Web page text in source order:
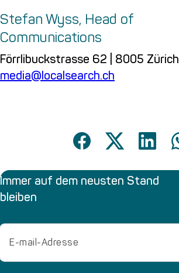
Stefan Wyss, Head of
Communications
Förrlibuckstrasse 62 | 8005 Zürich |
media@localsearch.ch
Immer auf dem neusten Stand
bleiben
Email